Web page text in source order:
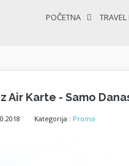
POČETNA TRAVEL
Air Karte - Samo
Kategorija : Promo